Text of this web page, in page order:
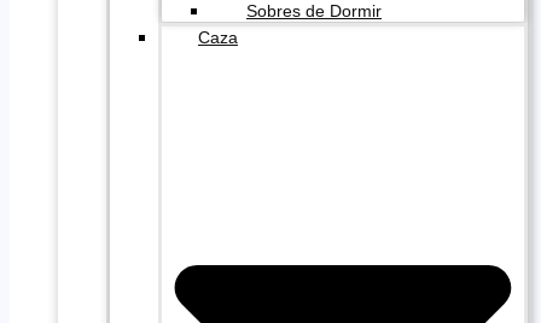
Sobres de Dormir
Caza